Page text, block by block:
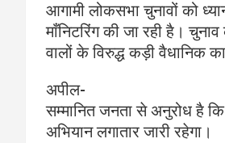
आगामी लोकसभा चुनावों को
माँनिटरिंग की जा रही है।
वालों के विरुद्ध कड़ी वैधानिक
अपील-
सम्मानित जनता से अनुरोध है
अभियान लगातार जारी रहेगा।